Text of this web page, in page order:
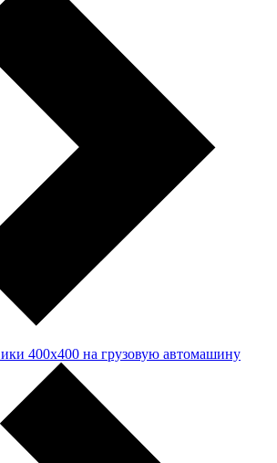
400х400 на грузовую автомашину